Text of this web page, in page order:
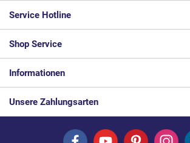
Service Hotline
Shop Service
Informationen
Unsere Zahlungsarten